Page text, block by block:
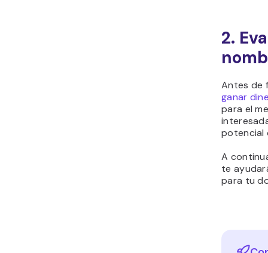
2.
Antes de
ganar
para el
potencial
A
te
para tu